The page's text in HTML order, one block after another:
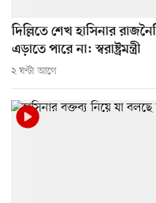
দিল্লিতে শেখ হাসিনার
এড়াতে পারে না: স্বরাষ্ট্রমন্ত্রী
২ ঘণ্টা আগে